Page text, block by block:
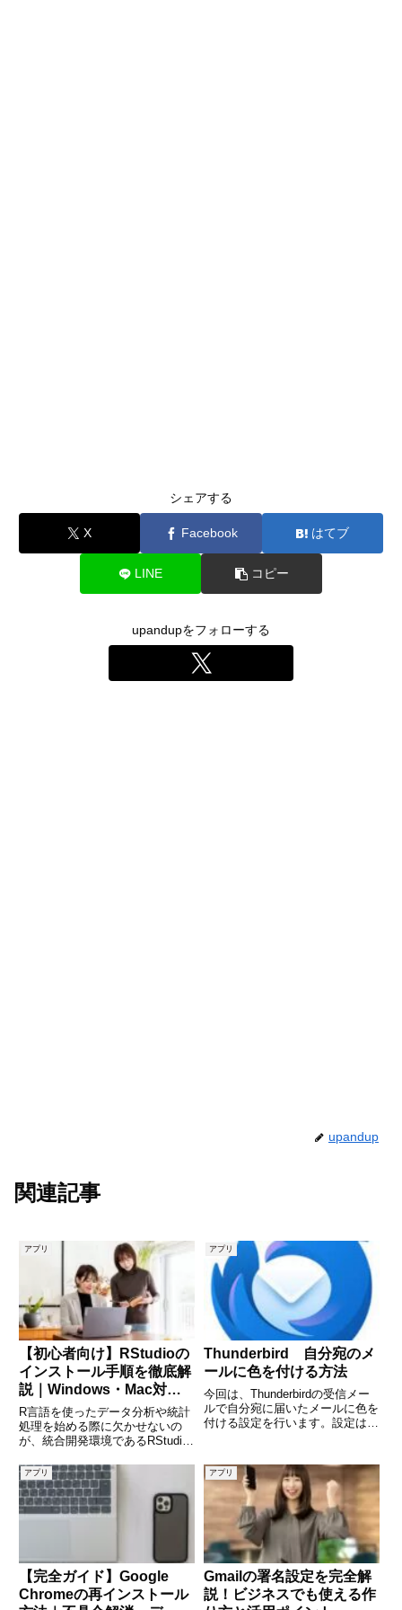
シェアする
X Facebook はてブ
LINE コピー
upandupをフォローする
upandup
関連記事
アプリ
【初心者向け】RStudioの
インストール手順を徹底解
説｜Windows・Mac対応
で迷わない導入方法
R言語を使ったデータ分析や統計
処理を始める際に欠かせないの
が、統合開発環境であるRStudio
ロードするの？」「Rも必要な
の？」といった疑問を持つ方も多
いのではないでしょうか。本記事
では、RStudioのインス
アプリ
Thunderbird 自分宛のメ
ールに色を付ける方法
今回は、Thunderbirdの受信メー
ルで自分宛に届いたメールに色を
付ける設定を行います。設定は、
ージョン 128.1.0esr (64ビット)
(adsbygoogl
アプリ
【完全ガイド】Google
Chromeの再インストール
アプリ
Gmailの署名設定を完全解
説！ビジネスでも使える作